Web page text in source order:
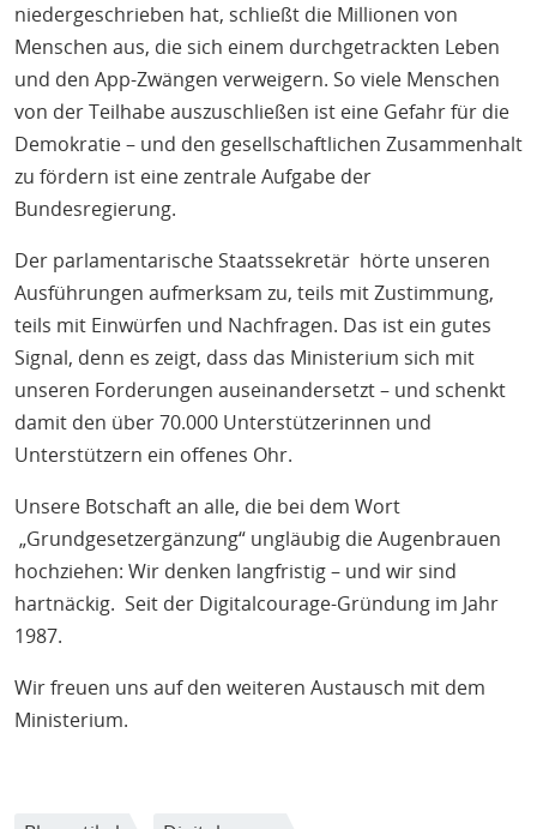
niedergeschrieben hat, schließt die Millionen von
Menschen aus, die sich einem durchgetrackten Leben
und den App-Zwängen verweigern. So viele Menschen
von der Teilhabe auszuschließen ist eine Gefahr für die
Demokratie – und den gesellschaftlichen Zusammenhalt
zu fördern ist eine zentrale Aufgabe der
Bundesregierung.
Der parlamentarische Staatssekretär hörte unseren
Ausführungen aufmerksam zu, teils mit Zustimmung,
teils mit Einwürfen und Nachfragen. Das ist ein gutes
Signal, denn es zeigt, dass das Ministerium sich mit
unseren Forderungen auseinandersetzt – und schenkt
damit den über 70.000 Unterstützerinnen und
Unterstützern ein offenes Ohr.
Unsere Botschaft an alle, die bei dem Wort
„Grundgesetzergänzung“ ungläubig die Augenbrauen
hochziehen: Wir denken langfristig – und wir sind
hartnäckig. Seit der Digitalcourage-Gründung im Jahr
1987.
Wir freuen uns auf den weiteren Austausch mit dem
Ministerium.